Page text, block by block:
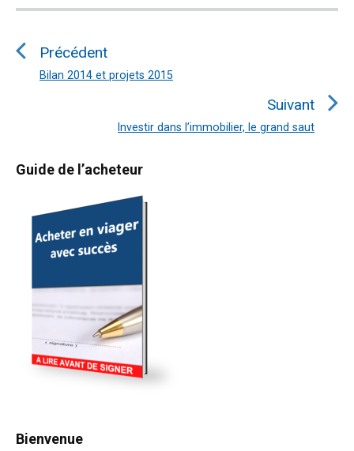
Navigation
l’article
Précédent
Article
Bilan 2014 et projets 2015
Suivant
Article
Investir dans l’immobilier, le grand saut
Primary
Guide de l’acheteur
Bienvenue